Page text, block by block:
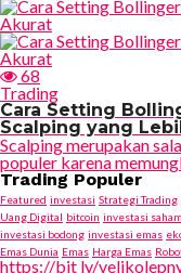
68
Trading
Cara Setting
Scalping yang
Scalping merupakan
populer karena
Trading Populer
Featured investasi Strategi Trading
Uang Digital bitcoin investasi saham
investasi bodong investasi emas
Emas Dunia Emas Harga Emas
https://bit ly/